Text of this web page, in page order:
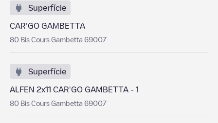
Superfície
CAR'GO GAMBETTA
80 Bis Cours Gambetta 69007
Superfície
ALFEN 2x11 CAR'GO GAMBETTA - 1
80 Bis Cours Gambetta 69007